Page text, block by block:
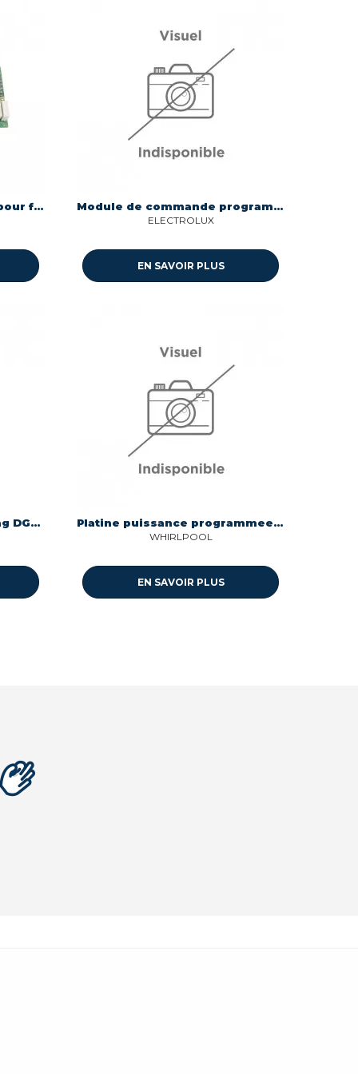
Carte de puissance mec1 pour four Aeg 14018646813 Module de commande programme table induction Aeg 98214027788457
ELECTROLUX
EN SAVOIR PLUS
Pcb sub pour four Samsung DG92-01290E Platine puissance programmee ester pour four Whirlpool C00849984
WHIRLPOOL
EN SAVOIR PLUS